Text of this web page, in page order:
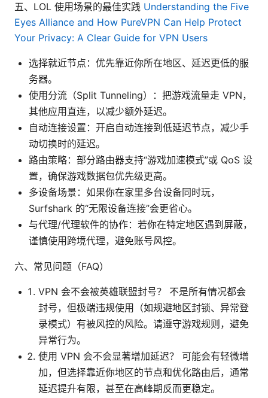
五、LOL 使用场景的最佳实践 Understanding the Five
Eyes Alliance and How PureVPN Can Help Protect
Your Privacy: A Clear Guide for VPN Users
选择就近节点：优先靠近你所在地区、延迟更低的服
务器。
使用分流（Split Tunneling）：把游戏流量走 VPN，
其他应用直连，以减少额外延迟。
自动连接设置：开启自动连接到低延迟节点，减少手
动切换时的延迟。
路由策略：部分路由器支持“游戏加速模式”或 QoS 设
置，确保游戏数据包优先级更高。
多设备场景：如果你在家里多台设备同时玩，
Surfshark 的“无限设备连接”会更省心。
与代理/代理软件的协作：若你在特定地区遇到屏蔽，
谨慎使用跨境代理，避免账号风控。
六、常见问题（FAQ）
VPN 会不会被英雄联盟封号？ 不是所有情况都会
封号，但极端违规使用（如规避地区封锁、异常登
录模式）有被风控的风险。请遵守游戏规则，避免
异常行为。
使用 VPN 会不会显著增加延迟？ 可能会有轻微增
加，但选择靠近你地区的节点和优化路由后，通常
延迟提升有限，甚至在高峰期反而更稳定。